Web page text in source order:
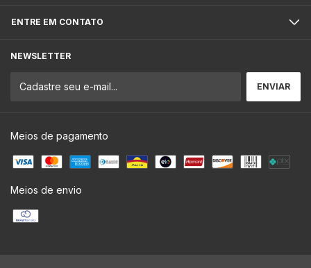
ENTRE EM CONTATO
NEWSLETTER
Meios de pagamento
Meios de envio